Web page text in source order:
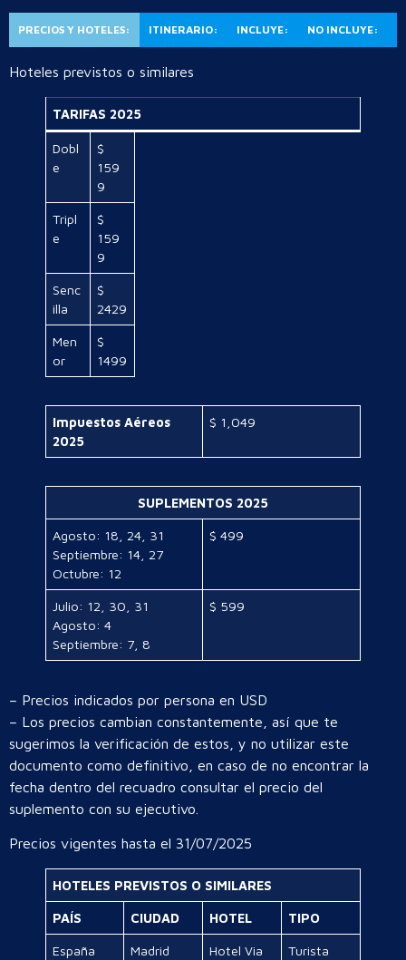
PRECIOS Y HOTELES: ITINERARIO: INCLUYE: NO INCLUYE:
Hoteles previstos o similares
TARIFAS 2025
Dobl
e
$
159
9
Tripl
e
$
159
9
Senc
illa
$
2429
Men
or
$
1499
Impuestos Aéreos
2025
$ 1,049
SUPLEMENTOS 2025
Agosto: 18, 24, 31
Septiembre: 14, 27
Octubre: 12
$ 499
Julio: 12, 30, 31
Agosto: 4
Septiembre: 7, 8
$ 599
– Precios indicados por persona en USD
– Los precios cambian constantemente, así que te
sugerimos la verificación de estos, y no utilizar este
documento como definitivo, en caso de no encontrar la
fecha dentro del recuadro consultar el precio del
suplemento con su ejecutivo.
Precios vigentes hasta el 31/07/2025
HOTELES PREVISTOS O SIMILARES
PAÍS CIUDAD HOTEL TIPO
España Madrid
Hotel Via
Turista